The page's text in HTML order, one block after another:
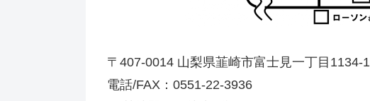
〒407-0014 山梨県韮崎市富士見一丁目1134-1
電話/FAX：0551-22-3936